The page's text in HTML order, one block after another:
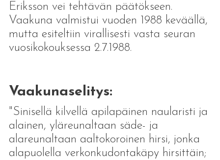
Eriksson vei tehtävän päätökseen.
Vaakuna valmistui vuoden 1988 keväällä,
mutta esiteltiin virallisesti vasta seuran
vuosikokouksessa 2.7.1988.
Vaakunaselitys:
"Sinisellä kilvellä apilapäinen naularisti ja
alainen, yläreunaltaan säde- ja
alareunaltaan aaltokoroinen hirsi, jonka
alapuolella verkonkudontakäpy hirsittäin;